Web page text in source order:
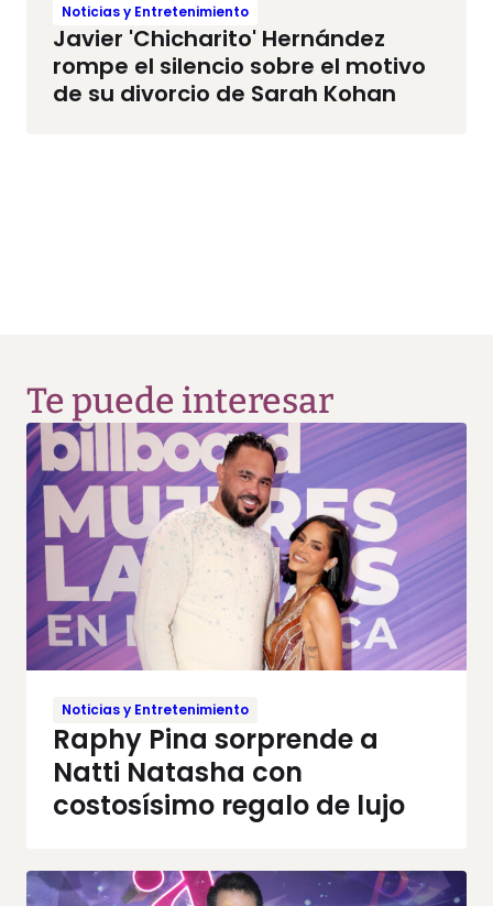
Noticias y Entretenimiento
Javier 'Chicharito' Hernández
rompe el silencio sobre el motivo
de su divorcio de Sarah Kohan
Te puede interesar
Noticias y Entretenimiento
Raphy Pina sorprende a
Natti Natasha con
costosísimo regalo de lujo